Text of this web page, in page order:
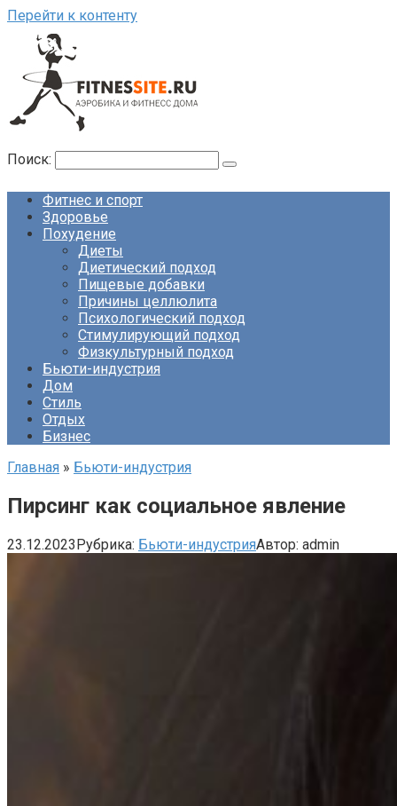
Перейти к контенту
Поиск:
Фитнес и спорт
Здоровье
Похудение
Диеты
Диетический подход
Пищевые добавки
Причины целлюлита
Психологический подход
Стимулирующий подход
Физкультурный подход
Бьюти-индустрия
Дом
Стиль
Отдых
Бизнес
Главная » Бьюти-индустрия
Пирсинг как социальное явление
23.12.2023Рубрика: Бьюти-индустрияАвтор: admin